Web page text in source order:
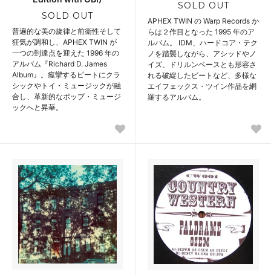
SOLD OUT
普遍的な美の旋律と前衛性そして
狂気が調和し、APHEX TWIN が
一つの到達点を迎えた 1996 年の
アルバム『Richard D. James
Album』。痙攣するビートにクラ
シックやトイ・ミュージックが融
合し、革新的なポップ・ミュージ
ックへと昇華。
SOLD OUT
APHEX TWIN の Warp Records か
らは２作目となった 1995 年のア
ルバム。 IDM、ハードコア・テク
ノを踏襲しながら、アシッドやノ
イズ、ドリルンベースとも形容さ
れる破綻したビートなど、多様な
エイフェックス・ツイン作品を網
羅するアルバム。